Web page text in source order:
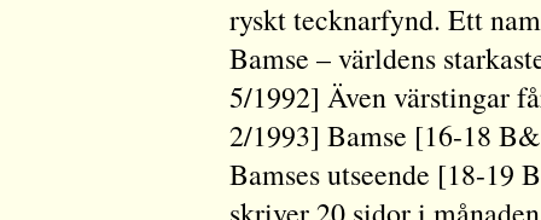
ryskt tecknarfynd. Ett
Bamse – världens
5/1992] Även värstingar
2/1993] Bamse [16-18
Bamses utseende [18-19